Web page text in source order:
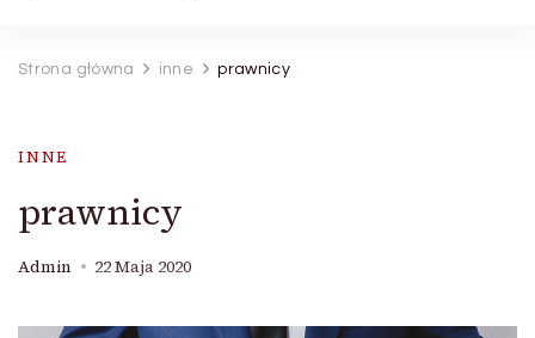
Strona główna inne prawnicy
INNE
prawnicy
Admin 22 Maja 2020